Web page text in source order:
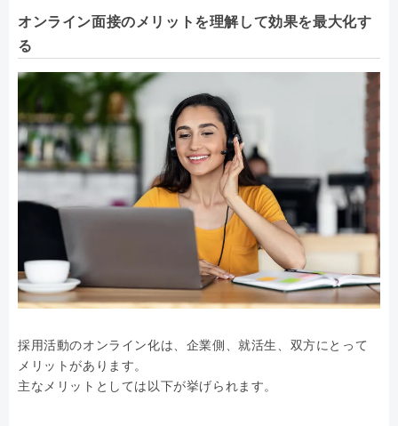
オンライン面接のメリットを理解して効果を最大化す
る
採用活動のオンライン化は、企業側、就活生、双方にとって
メリットがあります。
主なメリットとしては以下が挙げられます。